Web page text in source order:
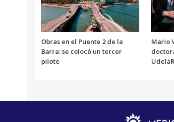
Obras en el Puente 2 de la
Barra: se colocó un tercer
pilote
Mario
UdelaR